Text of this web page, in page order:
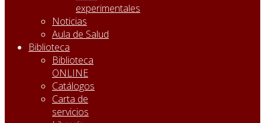
experimentales
Noticias
Aula de Salud
Biblioteca
Biblioteca
ONLINE
Catálogos
Carta de
servicios